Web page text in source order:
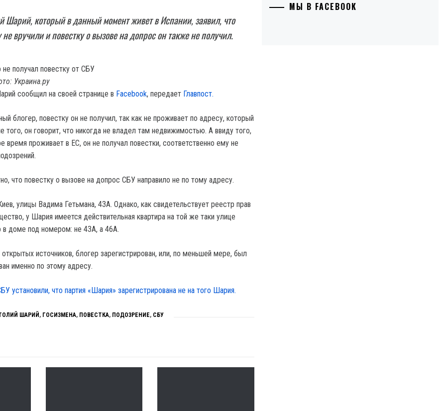
Шарий, который в данный момент живет в Испании, заявил, что
вручили и повестку о вызове на допрос он также не получил.
Украина.ру
сообщил на своей странице в Facebook, передает Главпост.
блогер, повестку он не получил, так как не проживает по адресу, который
того, он говорит, что никогда не владел там недвижимостью. А ввиду того,
время проживает в ЕС, он не получал повестки, соответственно ему не
что повестку о вызове на допрос СБУ направило не по тому адресу.
улицы Вадима Гетьмана, 43А. Однако, как свидетельствует реестр прав
у Шария имеется действительная квартира на той же таки улице
в доме под номером: не 43А, а 46А.
источников, блогер зарегистрирован, или, по меньшей мере, был
именно по этому адресу.
установили, что партия «Шария» зарегистрирована не на того Шария.
ШАРИЙ , ГОСИЗМЕНА, ПОВЕСТКА, ПОДОЗРЕНИЕ, СБУ
МЫ В FACEBOOK